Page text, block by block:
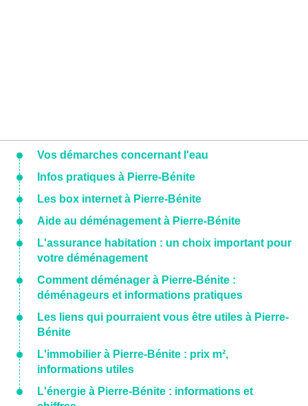
Vos démarches concernant l'eau
Infos pratiques à Pierre-Bénite
Les box internet à Pierre-Bénite
Aide au déménagement à Pierre-Bénite
L'assurance habitation : un choix important pour
votre déménagement
Comment déménager à Pierre-Bénite :
déménageurs et informations pratiques
Les liens qui pourraient vous être utiles à Pierre-
Bénite
L'immobilier à Pierre-Bénite : prix m²,
informations utiles
L'énergie à Pierre-Bénite : informations et